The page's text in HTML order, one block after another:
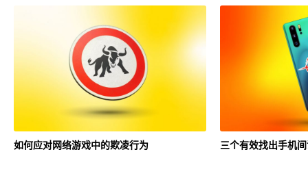
如何应对网络游戏中的欺凌行为 三个有效找出手机